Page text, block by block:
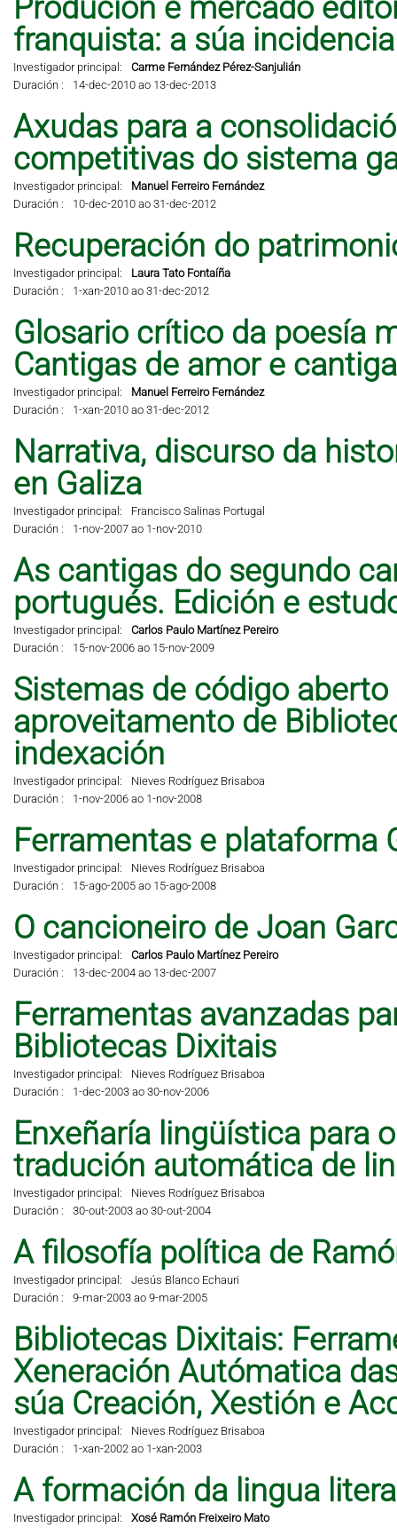
Produción e mercado
franquista: a súa
Investigador principal:
Carme Fernández Pérez-Sanjulián
Duración :
14-dec-2010 ao 13-dec-2013
Axudas para a
competitivas do sistema
Investigador principal:
Manuel Ferreiro Fernández
Duración :
10-dec-2010 ao 31-dec-2012
Recuperación do
Investigador principal:
Laura Tato Fontaíña
Duración :
1-xan-2010 ao 31-dec-2012
Glosario crítico da poesía
Cantigas de amor e
Investigador principal:
Manuel Ferreiro Fernández
Duración :
1-xan-2010 ao 31-dec-2012
Narrativa, discurso da
en Galiza
Investigador principal:
Francisco Salinas Portugal
Duración :
1-nov-2007 ao 1-nov-2010
As cantigas do segundo
portugués. Edición e
Investigador principal:
Carlos Paulo Martínez Pereiro
Duración :
15-nov-2006 ao 15-nov-2009
Sistemas de código
aproveitamento de
indexación
Investigador principal:
Nieves Rodríguez Brisaboa
Duración :
1-nov-2006 ao 1-nov-2008
Ferramentas e plataforma
Investigador principal:
Nieves Rodríguez Brisaboa
Duración :
15-ago-2005 ao 15-ago-2008
O cancioneiro de Joan
Investigador principal:
Carlos Paulo Martínez Pereiro
Duración :
13-dec-2004 ao 13-dec-2007
Ferramentas avanzadas
Bibliotecas Dixitais
Investigador principal:
Nieves Rodríguez Brisaboa
Duración :
1-dec-2003 ao 30-nov-2006
Enxeñaría lingüística para
tradución automática de
Investigador principal:
Nieves Rodríguez Brisaboa
Duración :
30-out-2003 ao 30-out-2004
A filosofía política de
Investigador principal:
Jesús Blanco Echauri
Duración :
9-mar-2003 ao 9-mar-2005
Bibliotecas Dixitais:
Xeneración Autómatica
súa Creación, Xestión e
Investigador principal:
Nieves Rodríguez Brisaboa
Duración :
1-xan-2002 ao 1-xan-2003
A formación da lingua
Investigador principal:
Xosé Ramón Freixeiro Mato